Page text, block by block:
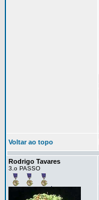
Voltar ao topo
Rodrigo Tavares
3.o PASSO